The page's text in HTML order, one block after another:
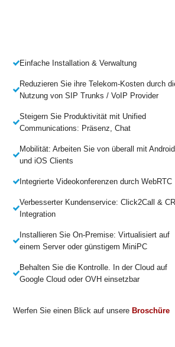
Einfache Installation & Verwaltung
Reduzieren Sie ihre Telekom-Kosten durch
Nutzung von SIP Trunks / VoIP Provider
Steigern Sie Produktivität mit Unified
Communications: Präsenz, Chat
Mobilität: Arbeiten Sie von überall mit Android
und iOS Clients
Integrierte Videokonferenzen durch WebRTC
Verbesserter Kundenservice: Click2Call &
Integration
Installieren Sie On-Premise: Virtualisiert auf
einem Server oder günstigem MiniPC
Behalten Sie die Kontrolle. In der Cloud auf
Google Cloud oder OVH einsetzbar
Werfen Sie einen Blick auf unsere Broschüre